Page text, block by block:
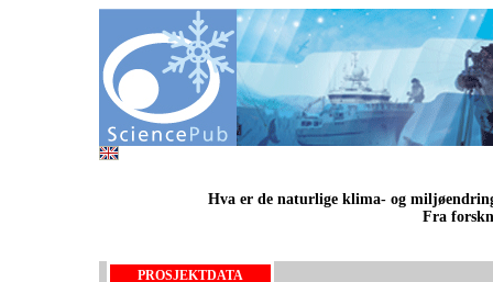
Hva er de naturlige klima- og
Fra
PROSJEKTDATA